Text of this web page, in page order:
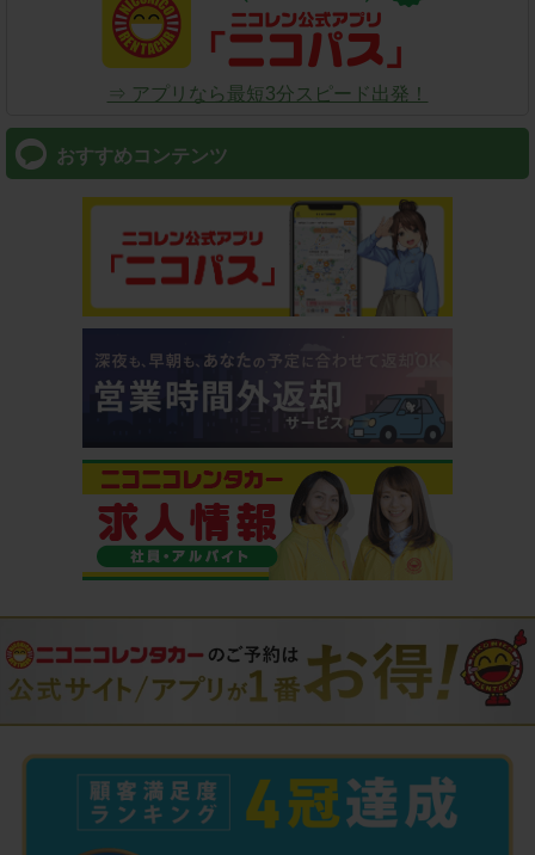
⇒ アプリなら最短3分スピード出発！
おすすめコンテンツ